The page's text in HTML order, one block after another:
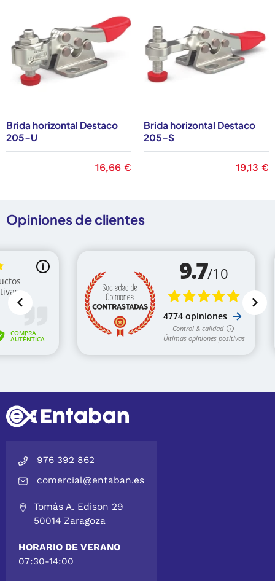
Brida horizontal Destaco
205-U
Precio
16,66 €
Brida horizontal Destaco
205-S
Precio
19,13 €
Opiniones de clientes
976 392 862
comercial@entaban.es
Tomás A. Edison 29
50014 Zaragoza
HORARIO DE VERANO
07:30-14:00